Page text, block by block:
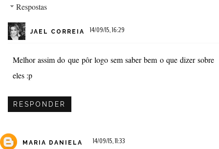
Respostas
JAEL CORREIA 14/09/15, 16:29
Melhor assim do que pôr logo sem saber bem o que dizer sobre
eles :p
RESPONDER
MARIA DANIELA 14/09/15, 11:33